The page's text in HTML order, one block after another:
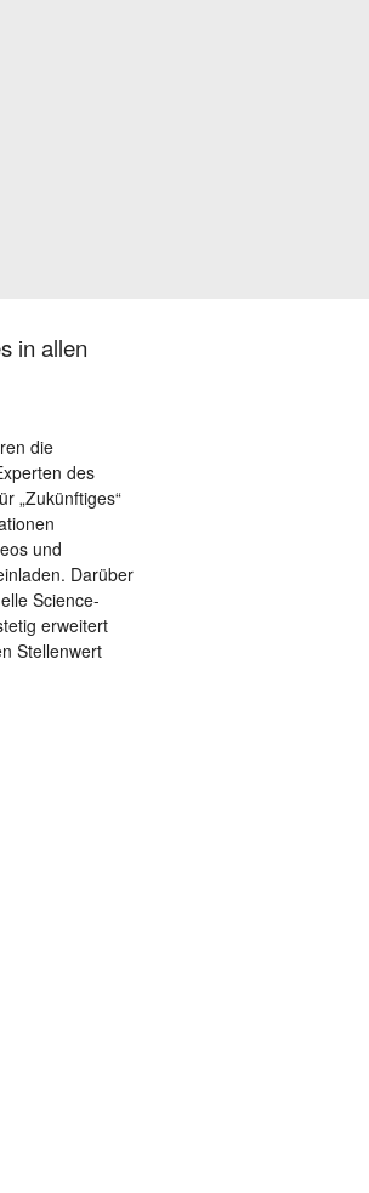
in allen
die
des
„Zukünftiges“
und
Darüber
Science-
erweitert
Stellenwert